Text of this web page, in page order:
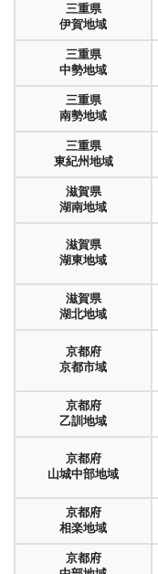
三重県
伊賀地域
三重県
中勢地域
三重県
南勢地域
三重県
東紀州地域
滋賀県
湖南地域
滋賀県
湖東地域
滋賀県
湖北地域
京都府
京都市域
京都府
乙訓地域
京都府
山城中部地域
京都府
相楽地域
京都府